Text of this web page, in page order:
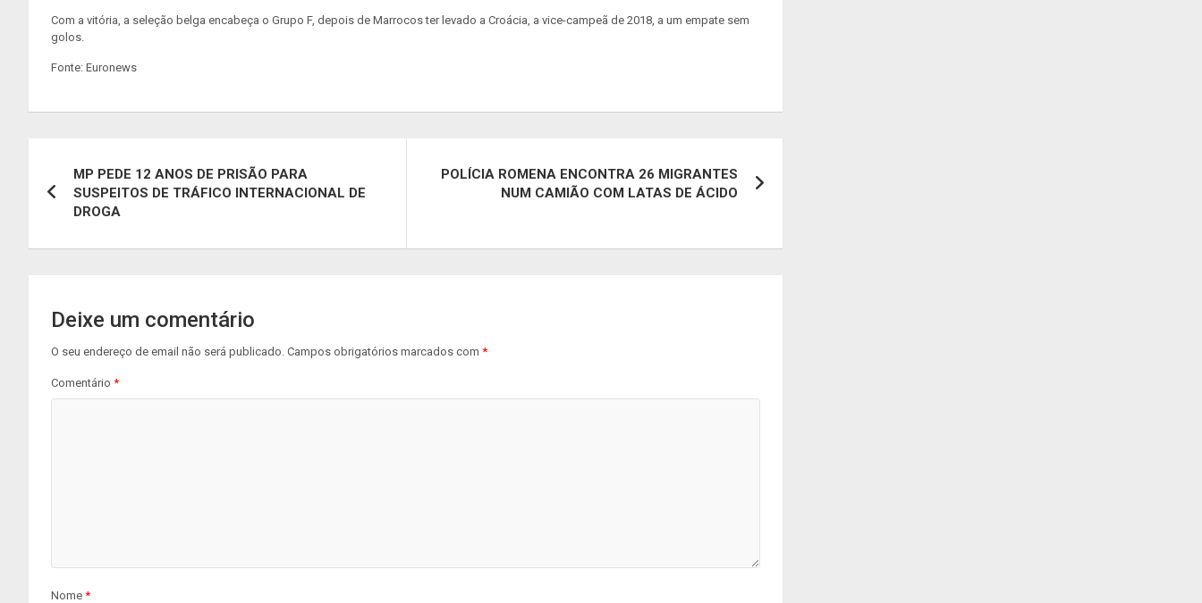
Com a vitória, a seleção belga encabeça o Grupo F, depois de Marrocos ter levado a Croácia, a vice-campeã de 2018, a um empate sem
golos.
Fonte: Euronews
de
MP PEDE 12 ANOS DE PRISÃO PARA
SUSPEITOS DE TRÁFICO INTERNACIONAL DE
DROGA
POLÍCIA ROMENA ENCONTRA 26 MIGRANTES
NUM CAMIÃO COM LATAS DE ÁCIDO
Deixe um comentário
O seu endereço de email não será publicado. Campos obrigatórios marcados com *
Comentário *
Nome *